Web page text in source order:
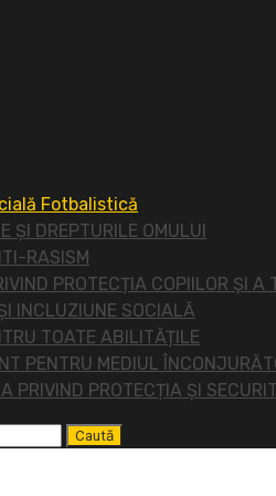
Fotbalistică
ȘI DREPTURILE OMULUI
RASISM
PROTECȚIA COPIILOR ȘI A
INCLUZIUNE SOCIALĂ
TOATE ABILITĂȚILE
PENTRU MEDIUL
PRIVIND PROTECȚIA ȘI